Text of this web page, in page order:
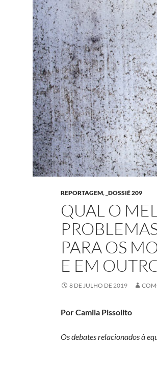
REPORTAGEM, _DOSSIÊ 209
QUAL O
PARA OS
E EM
8 DE JULHO DE 2019
Por Camila Pissolito
Os debates relacionados à